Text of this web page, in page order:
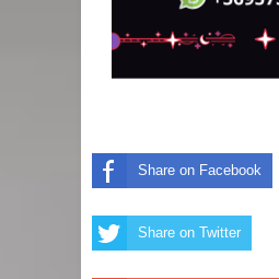
Share on Facebook
Share on Twitter